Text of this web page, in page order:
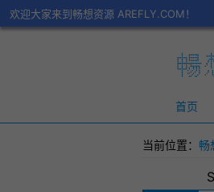
欢迎大家来到畅想资源 AREFLY.COM！
首页
当前位置： 畅